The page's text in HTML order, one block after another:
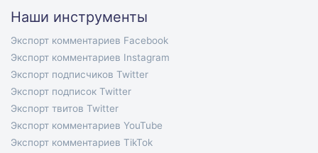
Наши инструменты
Экспорт комментариев Facebook
Экспорт комментариев Instagram
Экспорт подписчиков Twitter
Экспорт подписок Twitter
Экспорт твитов Twitter
Экспорт комментариев YouTube
Экспорт комментариев TikTok